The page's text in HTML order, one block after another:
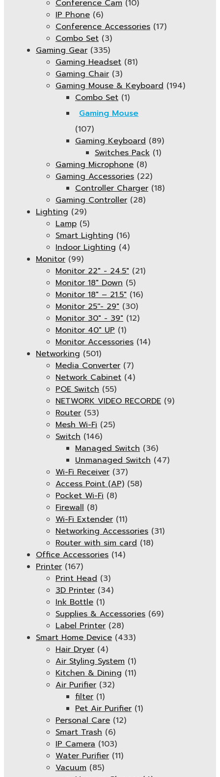
Conference Cam (10)
IP Phone (6)
Conference Accessories (17)
Combo Set (3)
Gaming Gear (335)
Gaming Headset (81)
Gaming Chair (3)
Gaming Mouse & Keyboard (194)
Combo Set (1)
Gaming Mouse
(107)
Gaming Keyboard (89)
Switches Pack (1)
Gaming Microphone (8)
Gaming Accessories (22)
Controller Charger (18)
Gaming Controller (28)
Lighting (29)
Lamp (5)
Smart Lighting (16)
Indoor Lighting (4)
Monitor (99)
Monitor 22" - 24.5" (21)
Monitor 18" Down (5)
Monitor 18″ – 21.5″ (16)
Monitor 25''- 29" (30)
Monitor 30" - 39" (12)
Monitor 40" UP (1)
Monitor Accessories (14)
Networking (501)
Media Converter (7)
Network Cabinet (4)
POE Switch (55)
NETWORK VIDEO RECORDE (9)
Router (53)
Mesh Wi-Fi (25)
Switch (146)
Managed Switch (36)
Unmanaged Switch (47)
Wi-Fi Receiver (37)
Access Point (AP) (58)
Pocket Wi-Fi (8)
Firewall (8)
Wi-Fi Extender (11)
Networking Accessories (31)
Router with sim card (18)
Office Accessories (14)
Printer (167)
Print Head (3)
3D Printer (34)
Ink Bottle (1)
Supplies & Accessories (69)
Label Printer (28)
Smart Home Device (433)
Hair Dryer (4)
Air Styling System (1)
Kitchen & Dining (11)
Air Purifier (32)
filter (1)
Pet Air Purifier (1)
Personal Care (12)
Smart Trash (6)
IP Camera (103)
Water Purifier (11)
Vacuum (85)